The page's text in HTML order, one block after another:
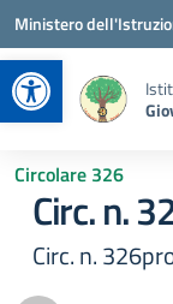
Apri la
Vai ai contenuti
Vai al menu di
Vai al footer
Ministero
Circolare 326
Circ. n.
Circ. n.